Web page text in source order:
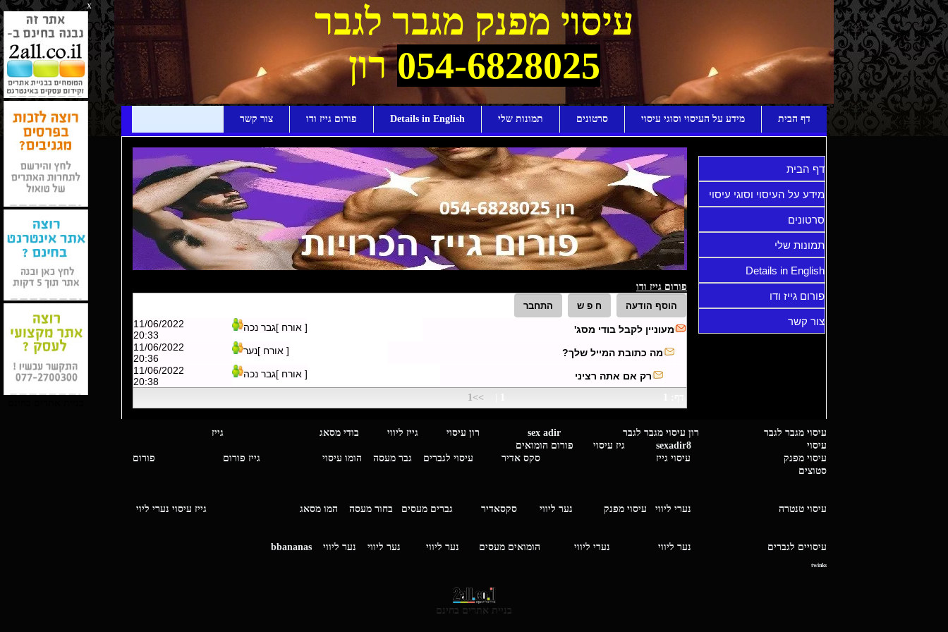
x
עיסוי מפנק מגבר לגבר
054-6828025רון
דף הבית מידע על העיסוי וסוגי עיסוי סרטונים תמונות שלי Details in English פורום גייז ודו צור קשר
דף הבית
מידע על העיסוי וסוגי עיסוי
סרטונים
תמונות שלי
Details in English
פורום גייז ודו
צור קשר
פורום גייז ודו
מעוניין לקבל בודי מסג' [ אורח ]גבר נכה
11/06/2022
20:33
מה כתובת המייל שלך?
[ אורח ]נער
11/06/2022
20:36
רק אם אתה רציני
[ אורח ]גבר נכה
11/06/2022
20:38
>>1
עיסוי מגבר לגבר רון עיסוי מגבר לגבר sex adir רון עיסוי גייז ליווי בודי מסאג גייז
עיסוי sexadir8 גיז עיסוי פורום הומואים
עיסוי מפנק
עיסוי גייז סקס אדיר עיסוי לגברים גבר מעסה הומו עיסוי גייז פורום
פורום
סטוצים
עיסוי טנטרה נערי ליווי עיסוי מפנק נער ליווי סקסאדיר גברים מעסים בחור מעסה המו מסאג גייז עיסוי נערי ליוי
עיסויים לגברים נער ליווי נערי ליווי הומואים מעסים נער ליווי נער ליווי נער ליווי bbananas
twinks
בניית אתרים בחינם